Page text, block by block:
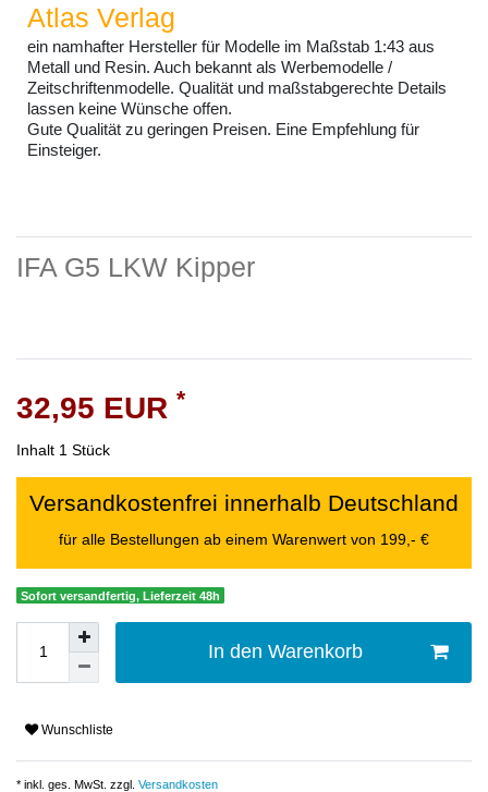
Atlas Verlag
ein namhafter Hersteller für Modelle im Maßstab 1:43 aus
Metall und Resin. Auch bekannt als Werbemodelle /
Zeitschriftenmodelle. Qualität und maßstabgerechte Details
lassen keine Wünsche offen.
Gute Qualität zu geringen Preisen. Eine Empfehlung für
Einsteiger.
IFA G5 LKW Kipper
32,95 EUR *
Inhalt 1 Stück
Versandkostenfrei innerhalb Deutschland
für alle Bestellungen ab einem Warenwert von 199,- €
Sofort versandfertig, Lieferzeit 48h
In den Warenkorb
Wunschliste
* inkl. ges. MwSt. zzgl. Versandkosten